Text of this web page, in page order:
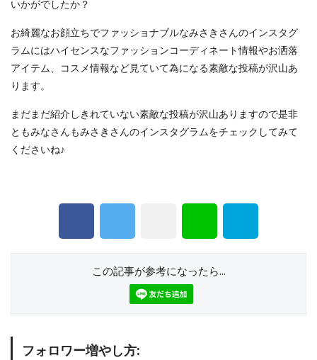
いかがでしたか？
お綺麗なお顔立ちでファッショナブルなみさきさんのインスタグ
ラムにはハイセンスなファッションコーディネート情報やお洒落
アイテム、コスメ情報など見ていて為になる素敵な投稿が沢山あ
ります。
まだまだ紹介しきれていない素敵な投稿が沢山ありますので是非
ともみなさんもみさきさんのインスタグラムをチェックしてみて
くださいね♪
この記事が参考になったら...
フォロワー増やし方: